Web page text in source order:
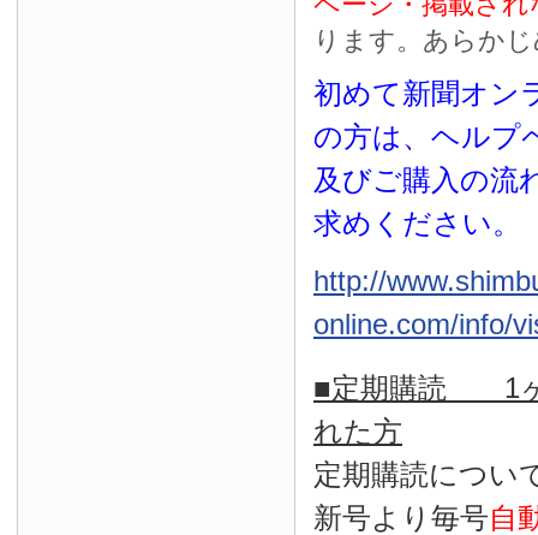
ります。あらか
初めて新聞オン
の方は、ヘルプ
及びご購入の流
求めください。
http://
online.com/info/
■定期購読 1ヶ
れた方
定期購読につい
新号より毎号自